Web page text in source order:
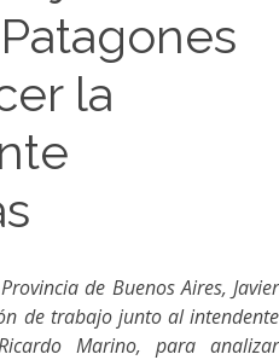
la
de Buenos Aires, Javier
de trabajo junto al intendente
Marino, para analizar